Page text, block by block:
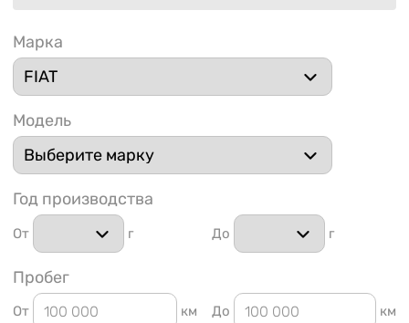
91
Марка
Модель
Год производства
От г До г
Пробег
От км До км